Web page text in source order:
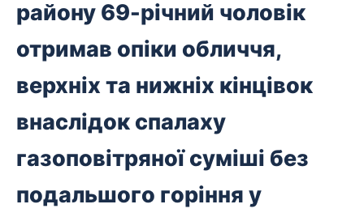
району 69-річний чоловік
отримав опіки обличчя,
верхніх та нижніх кінцівок
внаслідок спалаху
газоповітряної суміші без
подальшого горіння у